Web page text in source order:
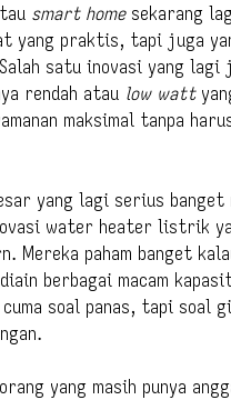
smart homesekarang
yang praktis, tapi juga
satu inovasi yang
rendah atau low watt
maksimal tanpa
yang lagi serius
water heater listrik
Mereka paham banget
berbagai macam
cuma soal panas, tapi soal
orang yang masih punya